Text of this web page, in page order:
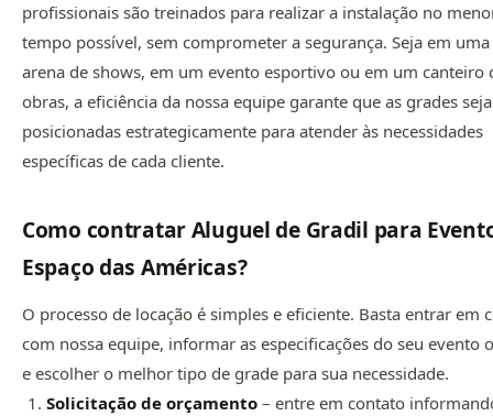
profissionais são treinados para realizar a instalação no
tempo possível, sem comprometer a segurança. Seja em
arena de shows, em um evento esportivo ou em um canteiro
obras, a eficiência da nossa equipe garante que as grades
posicionadas estrategicamente para atender às necessidades
específicas de cada cliente.
Como contratarAluguel de Gradil para
Espaço das Américas?
O processo de locação é simples e eficiente. Basta entrar em
com nossa equipe, informar as especificações do seu evento
e escolher o melhor tipo de grade para sua necessidade.
Solicitação de orçamento – entre em contato